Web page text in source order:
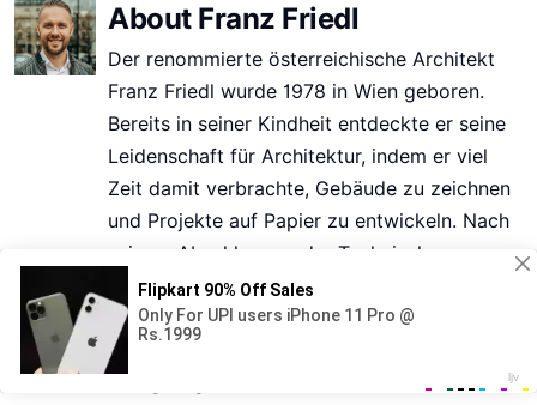
About Franz Friedl
Der renommierte österreichische Architekt
Franz Friedl wurde 1978 in Wien geboren.
Bereits in seiner Kindheit entdeckte er seine
Leidenschaft für Architektur, indem er viel
Zeit damit verbrachte, Gebäude zu zeichnen
und Projekte auf Papier zu entwickeln. Nach
seinem Abschluss an der Technischen
Universität Wien absolvierte Friedl Praktika in
führenden Architekturbüros in Europa. Er
erlangte Anerkennung für seinen